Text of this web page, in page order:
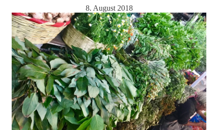
8. August 2018